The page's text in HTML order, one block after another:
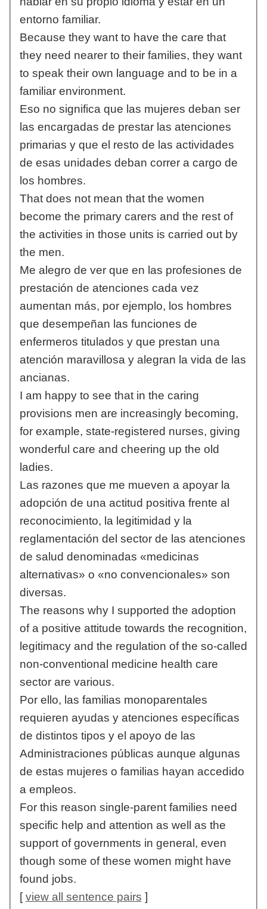
entorno familiar.
Because they want to have the care that
they need nearer to their families, they want
to speak their own language and to be in a
familiar environment.
Eso no significa que las mujeres deban ser
las encargadas de prestar las atenciones
primarias y que el resto de las actividades
de esas unidades deban correr a cargo de
los hombres.
That does not mean that the women
become the primary carers and the rest of
the activities in those units is carried out by
the men.
Me alegro de ver que en las profesiones de
prestación de atenciones cada vez
aumentan más, por ejemplo, los hombres
que desempeñan las funciones de
enfermeros titulados y que prestan una
atención maravillosa y alegran la vida de las
ancianas.
I am happy to see that in the caring
provisions men are increasingly becoming,
for example, state-registered nurses, giving
wonderful care and cheering up the old
ladies.
Las razones que me mueven a apoyar la
adopción de una actitud positiva frente al
reconocimiento, la legitimidad y la
reglamentación del sector de las atenciones
de salud denominadas «medicinas
alternativas» o «no convencionales» son
diversas.
The reasons why I supported the adoption
of a positive attitude towards the recognition,
legitimacy and the regulation of the so-called
non-conventional medicine health care
sector are various.
Por ello, las familias monoparentales
requieren ayudas y atenciones específicas
de distintos tipos y el apoyo de las
Administraciones públicas aunque algunas
de estas mujeres o familias hayan accedido
a empleos.
For this reason single-parent families need
specific help and attention as well as the
support of governments in general, even
though some of these women might have
found jobs.
[view all sentence pairs ]